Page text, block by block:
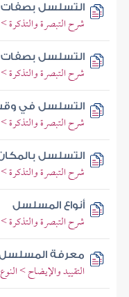
التسلسل بصفات
شرح التبصرة والتذكرة
التسلسل بصفات
شرح التبصرة والتذكرة
التسلسل في وقت
شرح التبصرة والتذكرة
التسلسل
شرح التبصرة والتذكرة
أنواع المسلسل
شرح التبصرة والتذكرة
معرفة
التقييد والإيضاح >